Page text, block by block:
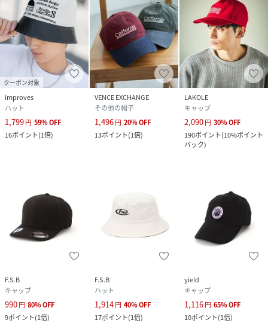
クーポン対象
improves
ハット
1,799円 59%OFF
16ポイント(1倍)
VENCE EXCHANGE
その他の帽子
1,496円 20%OFF
13ポイント(1倍)
LAKOLE
キャップ
2,090円 30%OFF
190ポイント(10%ポイント
バック)
F.S.B
キャップ
990円 80%OFF
9ポイント(1倍)
F.S.B
ハット
1,914円 40%OFF
17ポイント(1倍)
yield
キャップ
1,116円 65%OFF
10ポイント(1倍)